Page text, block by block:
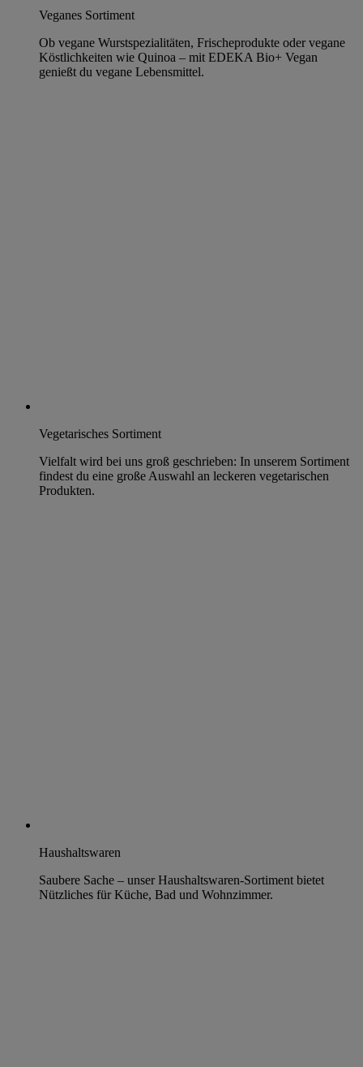
Veganes Sortiment
Ob vegane Wurstspezialitäten, Frischeprodukte oder vegane
Köstlichkeiten wie Quinoa – mit EDEKA Bio+ Vegan
genießt du vegane Lebensmittel.
Vegetarisches Sortiment
Vielfalt wird bei uns groß geschrieben: In unserem Sortiment
findest du eine große Auswahl an leckeren vegetarischen
Produkten.
Haushaltswaren
Saubere Sache – unser Haushaltswaren-Sortiment bietet
Nützliches für Küche, Bad und Wohnzimmer.